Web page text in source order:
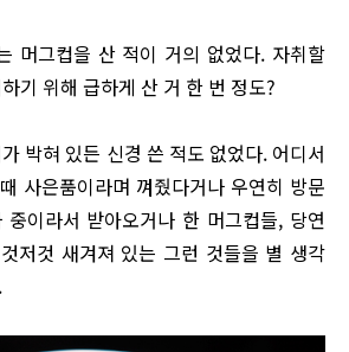
머그컵을 산 적이 거의 없었다. 자취할
기 위해 급하게 산 거 한 번 정도?
박혀 있든 신경 쓴 적도 없었다. 어디서
사은품이라며 껴줬다거나 우연히 방문
이라서 받아오거나 한 머그컵들, 당연
저것 새겨져 있는 그런 것들을 별 생각